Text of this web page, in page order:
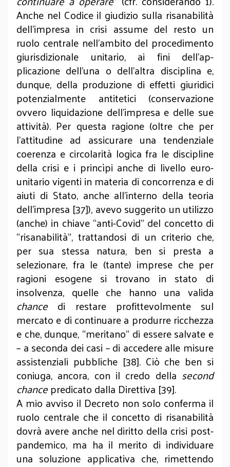
Anche nel Codice il giudizio sulla risanabilità
dell’impresa in crisi assume del resto un
ruolo centrale nell’ambito del procedimento
giurisdizionale unitario, ai fini dell’ap­
plicazione dell’una o dell’altra disciplina e,
dunque, della produzione di effetti giuridici
potenzialmente antitetici (conservazione
ovvero liquidazione dell’impre­sa e delle sue
attività). Per questa ragione (oltre che per
l’attitudine ad assicurare una tendenziale
coerenza e circolarità logica fra le discipline
della crisi e i princìpi anche di livello euro-
unitario vigenti in materia di concorrenza e di
aiuti di Stato, anche all’interno della teoria
dell’impresa [37]), avevo suggerito un utilizzo
(anche) in chiave “anti-Covid” del concetto di
“risanabilità”, trattandosi di un criterio che,
per sua stessa natura, ben si presta a
selezionare, fra le (tante) imprese che per
ragioni esogene si trovano in stato di
insolvenza, quelle che hanno una valida
chance di restare profittevolmente sul
mercato e di continuare a produrre ricchezza
e che, dunque, “meritano” di essere salvate e
– a seconda dei casi – di accedere alle misure
assistenziali pubbliche [38]. Ciò che ben si
coniuga, ancora, con il credo della second
chancepredicato dalla Direttiva [39].
A mio avviso il Decreto non solo conferma il
ruolo centrale che il concetto di risanabilità
dovrà avere anche nel diritto della crisi post-
pandemico, ma ha il merito di individuare
una soluzione applicativa che, rimettendo